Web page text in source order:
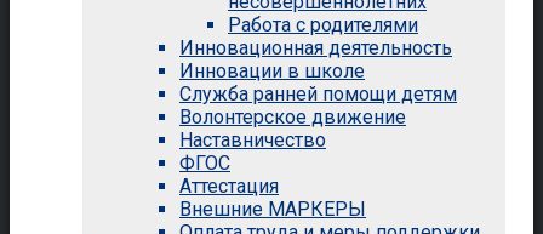
Работа с родителями
Инновационная деятельность
Инновации в школе
Служба ранней помощи детям
Волонтерское движение
Наставничество
ФГОС
Аттестация
Внешние МАРКЕРЫ